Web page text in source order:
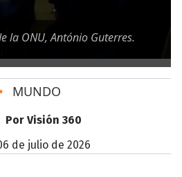
la ONU, António Guterres.
• MUNDO
Por Visión 360
de julio de 2026